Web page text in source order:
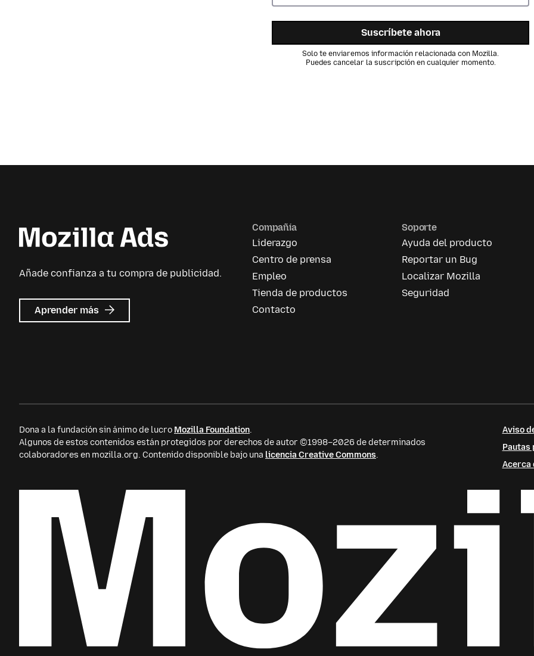
Suscríbete ahora
Solo te enviaremos información relacionada con Mozilla.
Puedes cancelar la suscripción en cualquier momento.
Añade confianza a tu compra de publicidad.
Aprender más acerca
de
Compañía
Liderazgo
Centro de prensa
Empleo
Tienda de productos
Contacto
Soporte
Ayuda del producto
Reportar un Bug
Localizar Mozilla
Seguridad
Dona a la fundación sin ánimo de lucro Mozilla Foundation.
Algunos de estos contenidos están protegidos por derechos de autor ©1998–2026 de determinados
colaboradores en mozilla.org. Contenido disponible bajo una licencia Creative Commons.
Aviso
Pautas
Acerca